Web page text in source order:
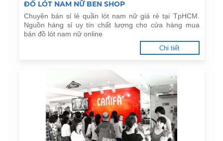
ĐỒ LÓT NAM NỮ BEN SHOP
Chuyên bán sỉ lẻ quần lót nam nữ giá rẻ tại TpHCM.
Nguồn hàng sỉ uy tín chất lượng cho cửa hàng mua
bán đồ lót nam nữ online
Chi tiết